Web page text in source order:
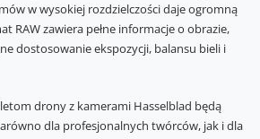
w wysokiej rozdzielczości daje ogromną
RAW zawiera pełne informacje o obrazie,
dostosowanie ekspozycji, balansu bieli i
drony z kamerami Hasselblad będą
dla profesjonalnych twórców, jak i dla